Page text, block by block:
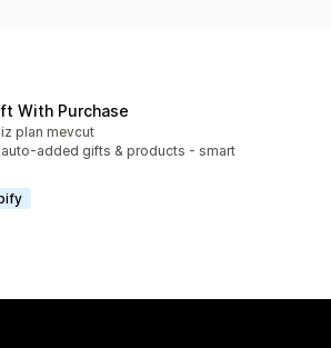
With Purchase
plan mevcut
added gifts & products - smart